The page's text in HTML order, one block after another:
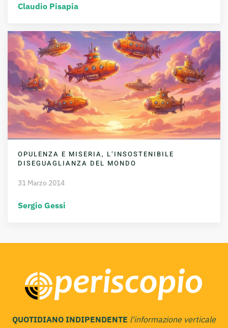
Claudio Pisapia
OPULENZA E MISERIA, L’INSOSTENIBILE
DISEGUAGLIANZA DEL MONDO
31 Marzo 2014
Sergio Gessi
QUOTIDIANO INDIPENDENTE l'informazione verticale